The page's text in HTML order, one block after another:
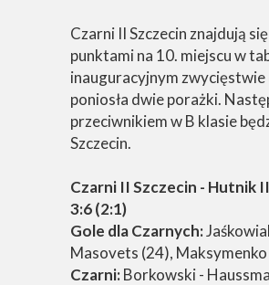
Czarni II Szczecin znajdują
punktami na 10. miejscu w
inauguracyjnym zwycięstwie
poniosła dwie porażki.
przeciwnikiem w B klasie
Szczecin.
Czarni II Szczecin - Hutnik
3:6 (2:1)
Gole dla Czarnych:
Masovets (24),
Czarni:Borkowski -